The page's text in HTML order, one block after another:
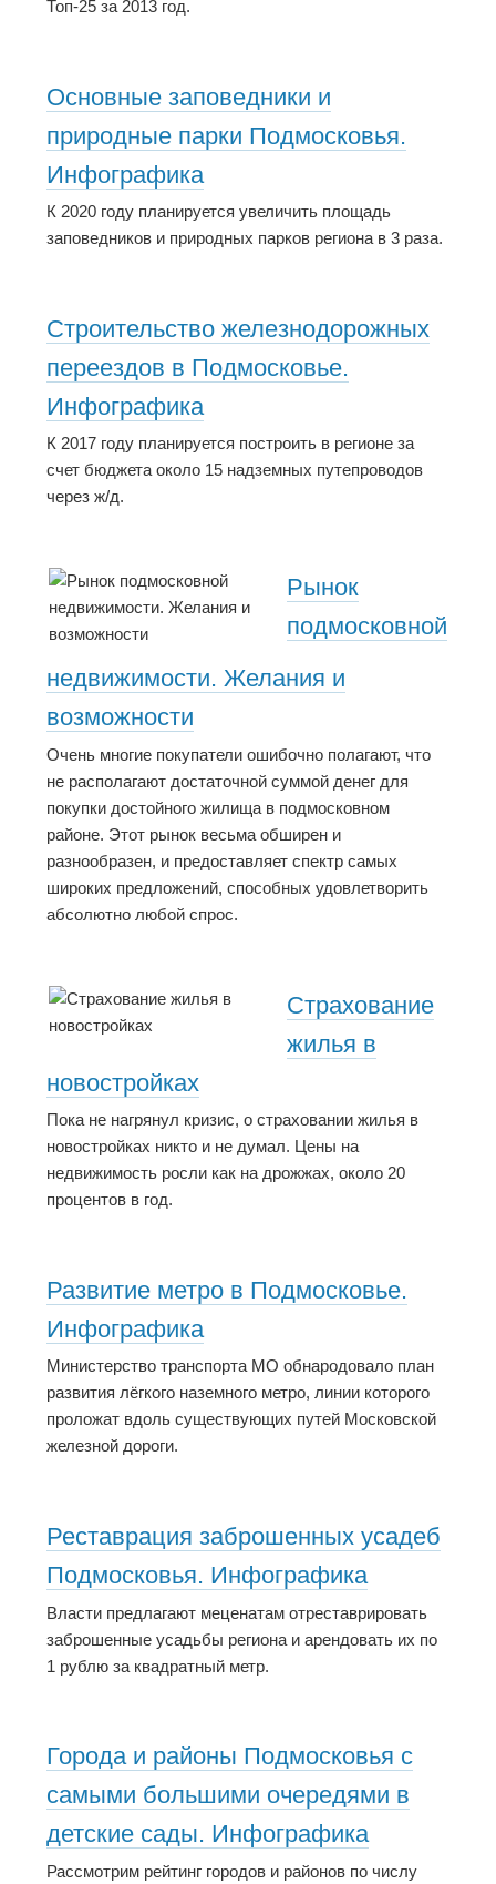
Топ-25 за 2013 год.
Основные заповедники и
природные парки Подмосковья.
Инфографика
К 2020 году планируется увеличить площадь
заповедников и природных парков региона в 3 раза.
Строительство железнодорожных
переездов в Подмосковье.
Инфографика
К 2017 году планируется построить в регионе за
счет бюджета около 15 надземных путепроводов
через ж/д.
Рынок
подмосковной
недвижимости. Желания и
возможности
Очень многие покупатели ошибочно полагают, что
не располагают достаточной суммой денег для
покупки достойного жилища в подмосковном
районе. Этот рынок весьма обширен и
разнообразен, и предоставляет спектр самых
широких предложений, способных удовлетворить
абсолютно любой спрос.
Страхование
жилья в
новостройках
Пока не нагрянул кризис, о страховании жилья в
новостройках никто и не думал. Цены на
недвижимость росли как на дрожжах, около 20
процентов в год.
Развитие метро в Подмосковье.
Инфографика
Министерство транспорта МО обнародовало план
развития лёгкого наземного метро, линии которого
проложат вдоль существующих путей Московской
железной дороги.
Реставрация заброшенных усадеб
Подмосковья. Инфографика
Власти предлагают меценатам отреставрировать
заброшенные усадьбы региона и арендовать их по
1 рублю за квадратный метр.
Города и районы Подмосковья с
самыми большими очередями в
детские сады. Инфографика
Рассмотрим рейтинг городов и районов по числу